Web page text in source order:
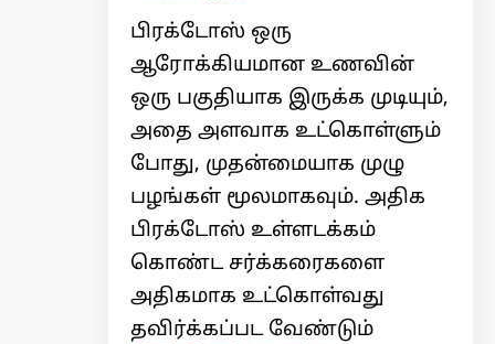
பிரக்டோஸ் ஒரு
ஆரோக்கியமான உணவின்
ஒரு பகுதியாக இருக்க முடியும்,
அதை அளவாக உட்கொள்ளும்
போது, ​​முதன்மையாக முழு
பழங்கள் மூலமாகவும். அதிக
பிரக்டோஸ் உள்ளடக்கம்
கொண்ட சர்க்கரைகளை
அதிகமாக உட்கொள்வது
தவிர்க்கப்பட வேண்டும்